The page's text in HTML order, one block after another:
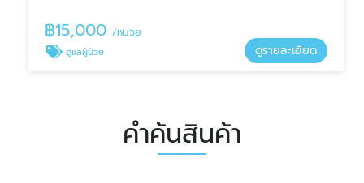
฿15,000 /หน่วย
ดูแลผู้ป่วย ดูรายละเอียด
คำค้นสินค้า